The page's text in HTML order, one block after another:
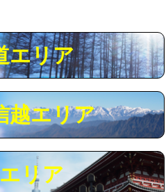
・銅
で)
44,000円
・銅
+8,800円
作業） 11,000円~
66,000円
エリア
越エリア
リア